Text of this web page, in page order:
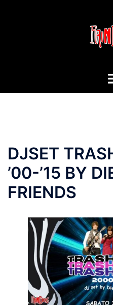
DJSET
’00-’15 BY
FRIENDS